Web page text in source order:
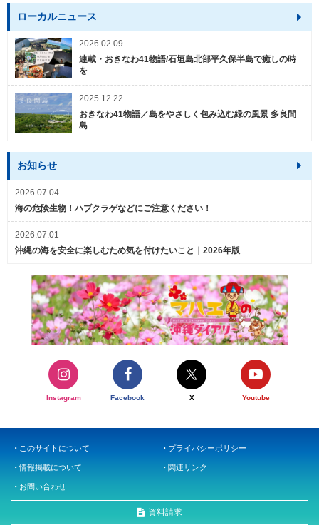
ローカルニュース
2026.02.09
連載・おきなわ41物語/石垣島北部平久保半島で癒しの時
を
2025.12.22
おきなわ41物語／島をやさしく包み込む緑の風景 多良間
島
お知らせ
2026.07.04
海の危険生物！ハブクラゲなどにご注意ください！
2026.07.01
沖縄の海を安全に楽しむため気を付けたいこと｜2026年版
Instagram Facebook X Youtube
このサイトについて プライバシーポリシー
情報掲載について 関連リンク
お問い合わせ
資料請求